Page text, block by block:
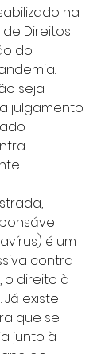
na
Direitos
do
seja
julgamento
é um
contra
o direito à
existe
que se
junto à